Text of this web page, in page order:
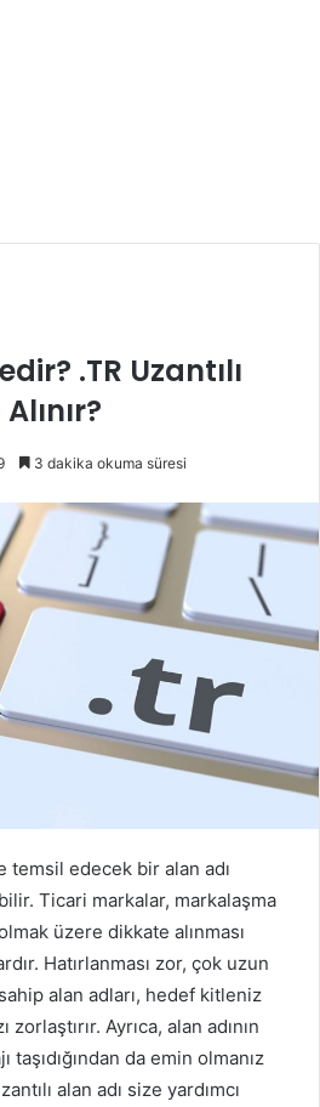
.TR Uzantılı
3 dakika okuma süresi
edecek bir alan adı
Ticari markalar, markalaşma
üzere dikkate alınması
Hatırlanması zor, çok uzun
alan adları, hedef kitleniz
zorlaştırır. Ayrıca, alan adının
da emin olmanız
alan adı size yardımcı